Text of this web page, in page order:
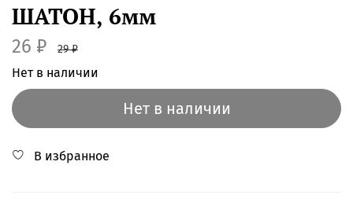
ШАТОН, 6мм
26 ₽ 29 ₽
Нет в наличии
Нет в наличии
В избранное